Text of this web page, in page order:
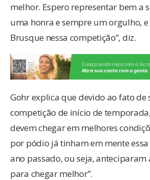
melhor. Espero representar bem a
uma honra e sempre um orgulho,
Brusque nessa competição”, diz.
Gohr explica que devido ao fato de
competição de início de
devem chegar em melhores
por pódio já tinham em mente
ano passado, ou seja,
para chegar melhor”.